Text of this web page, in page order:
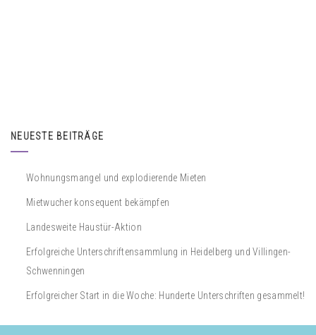
NEUESTE BEITRÄGE
Wohnungsmangel und explodierende Mieten
Mietwucher konsequent bekämpfen
Landesweite Haustür-Aktion
Erfolgreiche Unterschriftensammlung in Heidelberg und Villingen-
Schwenningen
Erfolgreicher Start in die Woche: Hunderte Unterschriften gesammelt!